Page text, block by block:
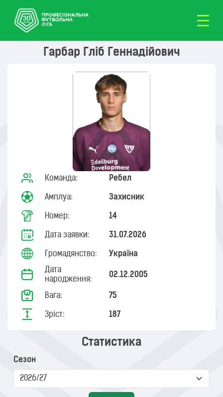
Гарбар Гліб Геннадійович
Команда: Ребел
Амплуа: Захисник
Номер: 14
Дата заявки: 31.07.2026
Громадянство: Україна
Дата
народження:
02.12.2005
Вага: 75
Зріст: 187
Статистика
Сезон